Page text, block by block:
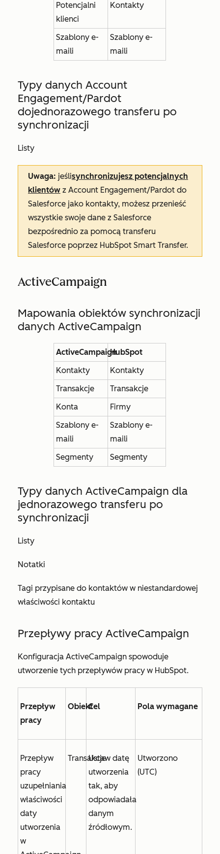
Potencjalni
klienci
Kontakty
Szablony e-
maili
Szablony e-
maili
Typy danych Account
Engagement/Pardot
dojednorazowego transferu po
synchronizacji
Listy
Uwaga: jeślisynchronizujesz potencjalnych
klientów z Account Engagement/Pardot do
Salesforce jako kontakty, możesz przenieść
wszystkie swoje dane z Salesforce
bezpośrednio za pomocą transferu
Salesforce poprzez HubSpot Smart Transfer.
ActiveCampaign
Mapowania obiektów synchronizacji
danych ActiveCampaign
ActiveCampaignHubSpot
Kontakty
Kontakty
Transakcje
Transakcje
Konta
Firmy
Szablony e-
maili
Szablony e-
maili
Segmenty
Segmenty
Typy danych ActiveCampaign dla
jednorazowego transferu po
synchronizacji
Listy
Notatki
Tagi przypisane do kontaktów w niestandardowej
właściwości kontaktu
Przepływy pracy ActiveCampaign
Konfiguracja ActiveCampaign spowoduje
utworzenie tych przepływów pracy w HubSpot.
Przepływ
pracy
ObiektCel Pola wymagane
Przepływ
pracy
uzupełniania
właściwości
daty
utworzenia
w
Transakcje
Ustaw datę
utworzenia
tak, aby
odpowiadała
danym
źródłowym.
Utworzono
(UTC)